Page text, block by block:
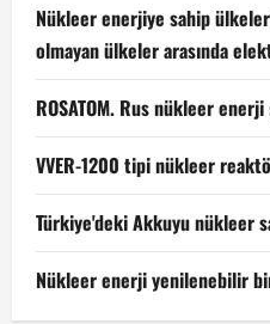
Nükleer enerjiye sahip
olmayan ülkeler arasında
ROSATOM. Rus nükleer
VVER-1200 tipi nükleer
Türkiye'deki Akkuyu nükleer
Nükleer enerji yenilenebilir